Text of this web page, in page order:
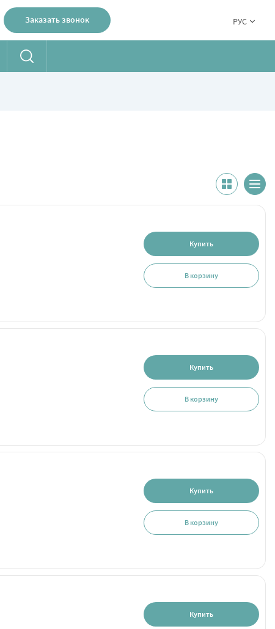
Заказать звонок РУС
Купить
В корзину
Купить
В корзину
Купить
В корзину
Купить